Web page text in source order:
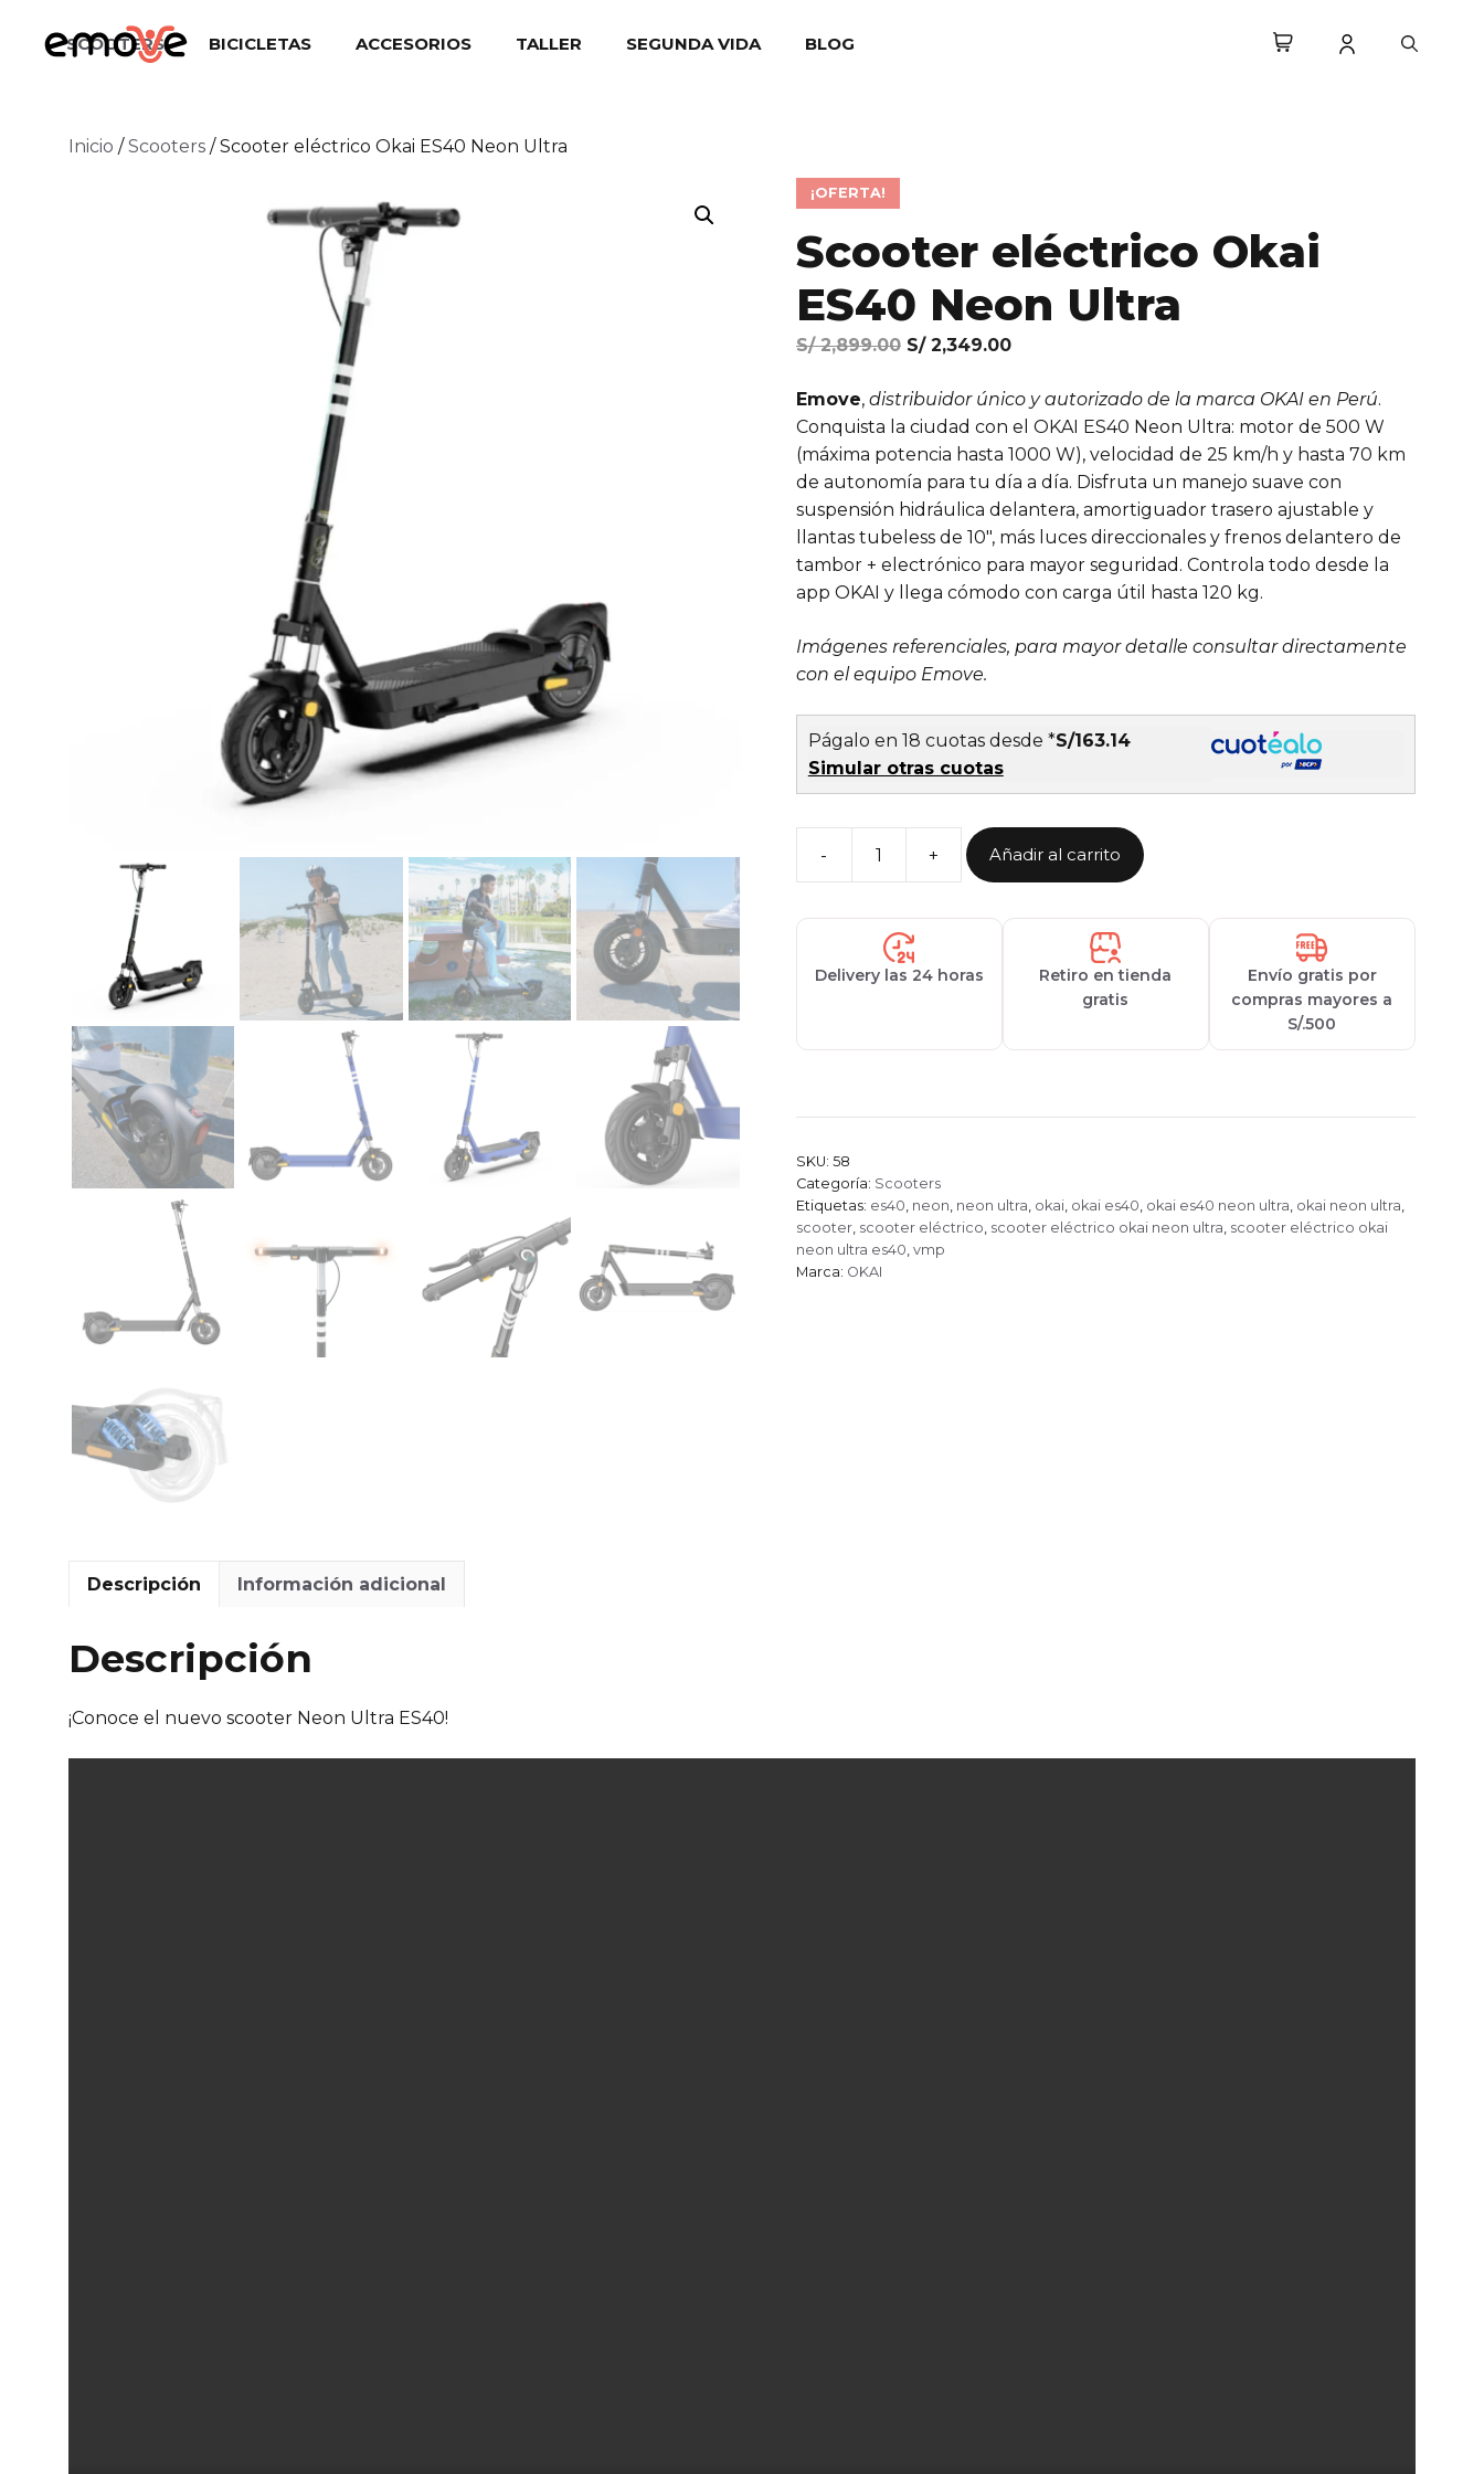
SCOOTERS BICICLETAS ACCESORIOS TALLER SEGUNDA VIDA BLOG
Inicio /Scooters / Scooter eléctrico Okai ES40 Neon Ultra
¡OFERTA!
Scooter eléctrico Okai
ES40 Neon Ultra
S/2,899.00 El
original
era:
S/ 2,899.00.
S/2,349.00El
actual
es:
S/ 2,349.00.
Emove, distribuidor único y autorizado de la marca OKAI en Perú.
Conquista la ciudad con el OKAI ES40 Neon Ultra: motor de 500 W
(máxima potencia hasta 1000 W), velocidad de 25 km/h y hasta 70 km
de autonomía para tu día a día. Disfruta un manejo suave con
suspensión hidráulica delantera, amortiguador trasero ajustable y
llantas tubeless de 10″, más luces direccionales y frenos delantero de
tambor + electrónico para mayor seguridad. Controla todo desde la
app OKAI y llega cómodo con carga útil hasta 120 kg.
Imágenes referenciales, para mayor detalle consultar directamente
con el equipo Emove.
Págalo en 18 cuotas desde *S/163.14
Simular otras cuotas
Okai
Neon
Añadir al carrito
Delivery las 24 horas
Retiro en tienda
gratis
Envío gratis por
compras mayores a
S/.500
SKU: 58
Categoría: Scooters
Etiquetas: es40, neon, neon ultra, okai, okai es40, okai es40 neon ultra, okai neon ultra,
scooter, scooter eléctrico, scooter eléctrico okai neon ultra, scooter eléctrico okai
neon ultra es40, vmp
Marca: OKAI
Descripción Información adicional
Descripción
¡Conoce el nuevo scooter Neon Ultra ES40!
S/ 2,349.00.